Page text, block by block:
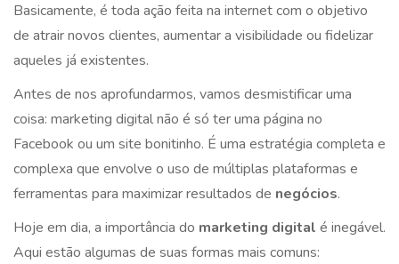
Basicamente, é toda ação feita na internet com o objetivo
de atrair novos clientes, aumentar a visibilidade ou fidelizar
aqueles já existentes.
Antes de nos aprofundarmos, vamos desmistificar uma
coisa: marketing digital não é só ter uma página no
Facebook ou um site bonitinho. É uma estratégia completa e
complexa que envolve o uso de múltiplas plataformas e
ferramentas para maximizar resultados de negócios.
Hoje em dia, a importância do marketing digital é inegável.
Aqui estão algumas de suas formas mais comuns: